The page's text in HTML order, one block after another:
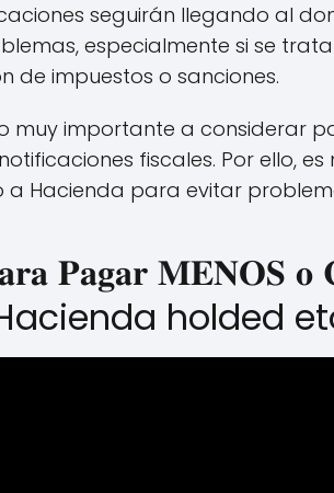
seguirán llegando al
especialmente si se
de impuestos o sanciones.
muy importante a considerar
fiscales. Por ello,
Hacienda para evitar
𝐏𝐚𝐠𝐚𝐫 𝐌𝐄𝐍𝐎𝐒
holded